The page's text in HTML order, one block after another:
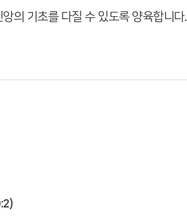
의 기초를 다질 수 있도록 양육합니다.